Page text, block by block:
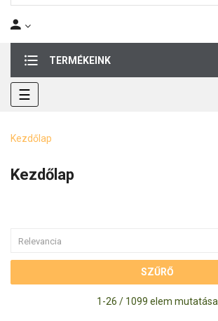
TERMÉKEINK
Toggle
navigation
☰
Kezdőlap
Kezdőlap
Relevancia
SZŰRŐ
1-26 / 1099 elem mutatása